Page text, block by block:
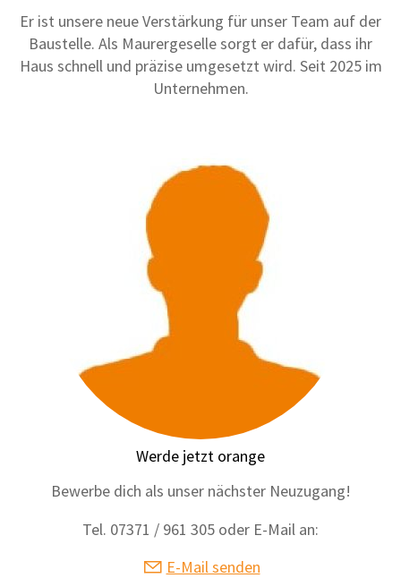
Er ist unsere neue Verstärkung für unser Team auf der
Baustelle. Als Maurergeselle sorgt er dafür, dass ihr
Haus schnell und präzise umgesetzt wird. Seit 2025 im
Unternehmen.
Werde jetzt orange
Bewerbe dich als unser nächster Neuzugang!
Tel. 07371 / 961 305 oder E-Mail an:
E-Mail senden